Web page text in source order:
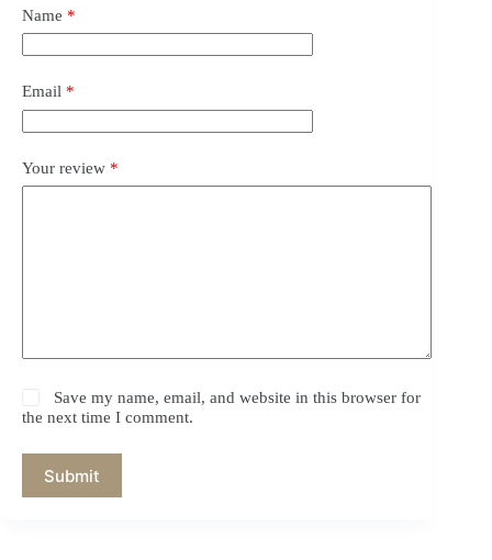
Name *
Email *
Your review *
Save my name, email, and website in this browser for
the next time I comment.
Submit